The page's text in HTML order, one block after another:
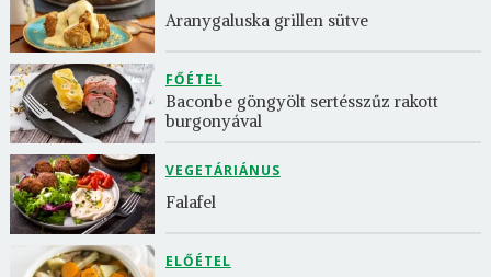
Aranygaluska grillen sütve
FŐÉTEL
Baconbe göngyölt sertésszűz rakott
burgonyával
VEGETÁRIÁNUS
Falafel
ELŐÉTEL